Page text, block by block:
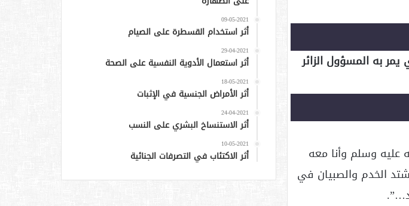
به المسؤول الزائر
وسلم وأنا معه
الخدم والصبيان في
09-05-2021
أثر استخدام القسطرة على الصيام
29-04-2021
أثر استعمال الأدوية النفسية على الصحة
18-05-2021
أثر الأمراض الجنسية في الإثبات
24-04-2021
أثر الاستنساخ البشري على النسب
10-05-2021
أثر الاكتئاب في التصرفات الجنائية